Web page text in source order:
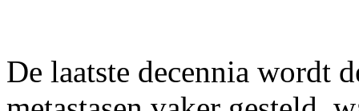
De laatste decennia wordt